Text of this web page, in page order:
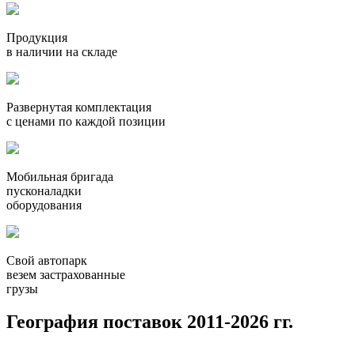
Продукция
в наличии на складе
Развернутая комплектация
с ценами по каждой позиции
Мобильная бригада
пусконаладки
оборудования
Свой автопарк
везем застрахованные
грузы
География поставок 2011-2026 гг.